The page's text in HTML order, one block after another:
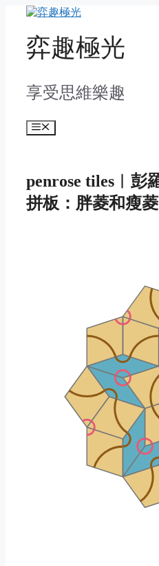
content弈趣極光
享受思維樂趣
Menu
penrose tiles︱彭
拼板：胖菱和瘦菱